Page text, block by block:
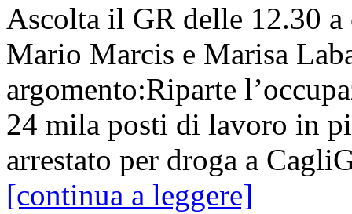
Ascolta il GR delle 12.30
Mario Marcis e Marisa
argomento:Riparte
24 mila posti di lavoro in
arrestato per droga a
[continua a leggere]